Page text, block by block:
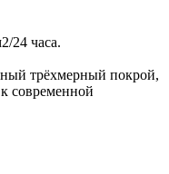
24 часа.
трёхмерный покрой,
современной